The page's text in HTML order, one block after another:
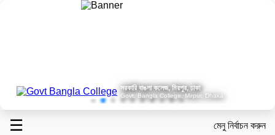
সরকারি বাঙলা কলেজ, মিরপুর, ঢাকা
Govt. Bangla College, Mirpur, Dhaka
☰ মেনু নির্বাচন করুন